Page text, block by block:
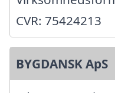
CVR: 75424213
BYGDANSK ApS